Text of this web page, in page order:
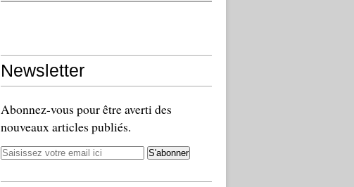
Newsletter
Abonnez-vous pour être averti des
nouveaux articles publiés.